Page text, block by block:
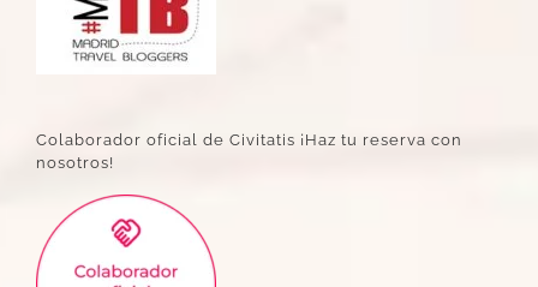
Colaborador oficial de Civitatis ¡Haz tu reserva con
nosotros!